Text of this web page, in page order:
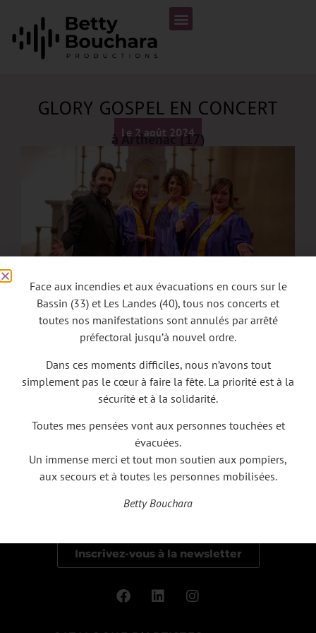
GLORY GOSPEL EN CONCERT
Le 2 août 2024
à Arthenac (17)
PRODUCTION, PROGRAMMATION
ARTISTIQUE ET ORGANISATION
Inscrivez-vous à la newsletter
Face aux incendies et aux évacuations en cours sur le
Bassin (33) et Les Landes (40), tous nos concerts et
toutes nos manifestations sont annulés par arrêté
préfectoral jusqu’à nouvel ordre.
Dans ces moments difficiles, nous n’avons tout
simplement pas le cœur à faire la fête. La priorité est à la
sécurité et à la solidarité.
Toutes mes pensées vont aux personnes touchées et
évacuées.
Un immense merci et tout mon soutien aux pompiers,
aux secours et à toutes les personnes mobilisées.
Betty Bouchara